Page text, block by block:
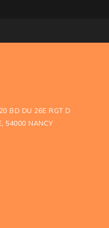
BD DU 26E RGT D
54000 NANCY